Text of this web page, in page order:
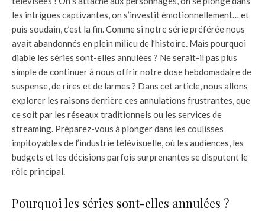
les intrigues captivantes, on s’investit émotionnellement… et
puis soudain, c’est la fin. Comme si notre série préférée nous
avait abandonnés en plein milieu de l’histoire. Mais pourquoi
diable les séries sont-elles annulées ? Ne serait-il pas plus
simple de continuer à nous offrir notre dose hebdomadaire de
suspense, de rires et de larmes ? Dans cet article, nous allons
explorer les raisons derrière ces annulations frustrantes, que
ce soit par les réseaux traditionnels ou les services de
streaming. Préparez-vous à plonger dans les coulisses
impitoyables de l’industrie télévisuelle, où les audiences, les
budgets et les décisions parfois surprenantes se disputent le
rôle principal.
Pourquoi les séries sont-elles annulées ?